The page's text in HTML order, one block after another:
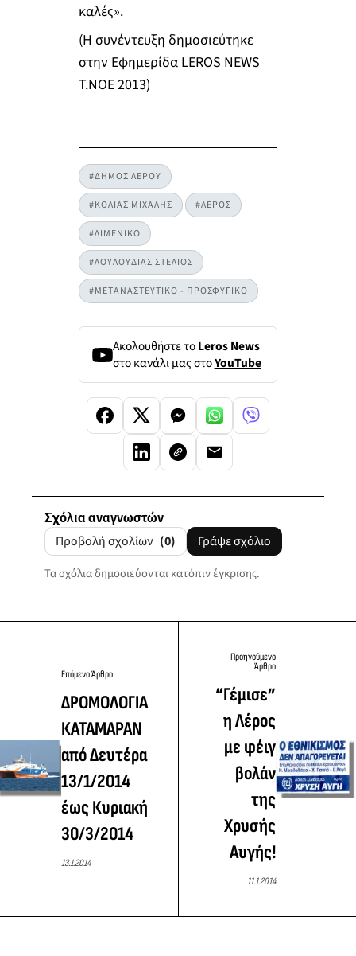
καλές».
(Η συνέντευξη δημοσιεύτηκε
στην Εφημερίδα LEROS NEWS
Τ.ΝΟΕ 2013)
#ΔΗΜΟΣ ΛΕΡΟΥ
#ΚΟΛΙΑΣ ΜΙΧΑΛΗΣ #ΛΕΡΟΣ
#ΛΙΜΕΝΙΚΟ
#ΛΟΥΛΟΥΔΙΑΣ ΣΤΕΛΙΟΣ
#ΜΕΤΑΝΑΣΤΕΥΤΙΚΟ - ΠΡΟΣΦΥΓΙΚΟ
Ακολουθήστε τοLeros News
στο κανάλι μας στοYouTube
Σχόλια αναγνωστών
Προβολή σχολίων (0) Γράψε σχόλιο
Τα σχόλια δημοσιεύονται κατόπιν έγκρισης.
Επόμενο Άρθρο
ΔΡΟΜΟΛΟΓΙΑ
ΚΑΤΑΜΑΡΑΝ
από Δευτέρα
13/1/2014
έως Κυριακή
30/3/2014
13.1.2014
Προηγούμενο
Άρθρο
“Γέμισε”
η Λέρος
με φέιγ
βολάν
της
Χρυσής
Αυγής!
11.1.2014